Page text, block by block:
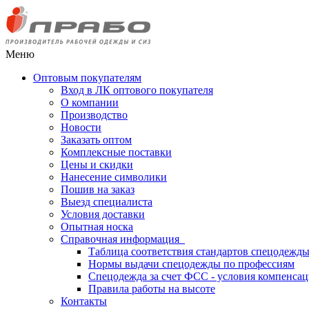
Меню
Оптовым покупателям
Вход в ЛК оптового покупателя
О компании
Производство
Новости
Заказать оптом
Комплексные поставки
Цены и скидки
Нанесение символики
Пошив на заказ
Выезд специалиста
Условия доставки
Опытная носка
Справочная информация
Таблица соответствия стандартов спецодежды
Нормы выдачи спецодежды по профессиям
Спецодежда за счет ФСС - условия
Правила работы на высоте
Контакты